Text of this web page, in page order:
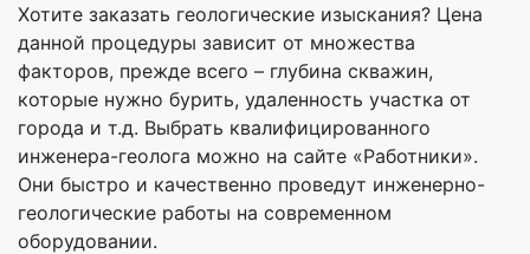
Хотите заказать геологические изыскания? Цена
данной процедуры зависит от множества
факторов, прежде всего – глубина скважин,
которые нужно бурить, удаленность участка от
города и т.д. Выбрать квалифицированного
инженера-геолога можно на сайте «Работники».
Они быстро и качественно проведут инженерно-
геологические работы на современном
оборудовании.